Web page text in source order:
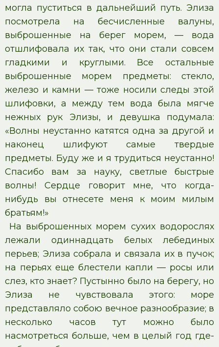
могла пуститься в дальнейший путь. Элиза
посмотрела на бесчисленные валуны,
выброшенные на берег морем, — вода
отшлифовала их так, что они стали совсем
гладкими и круглыми. Все остальные
выброшенные морем предметы: стекло,
железо и камни — тоже носили следы этой
шлифовки, а между тем вода была мягче
нежных рук Элизы, и девушка подумала:
«Волны неустанно катятся одна за другой и
наконец шлифуют самые твердые
предметы. Буду же и я трудиться неустанно!
Спасибо вам за науку, светлые быстрые
волны! Сердце говорит мне, что когда-
нибудь вы отнесете меня к моим милым
братьям!»
На выброшенных морем сухих водорослях
лежали одиннадцать белых лебединых
перьев; Элиза собрала и связала их в пучок;
на перьях еще блестели капли — росы или
слез, кто знает? Пустынно было на берегу, но
Элиза не чувствовала этого: море
представляло собою вечное разнообразие; в
несколько часов тут можно было
насмотреться больше, чем в целый год где-